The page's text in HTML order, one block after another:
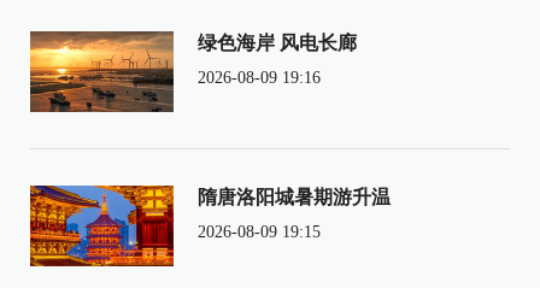
绿色海岸 风电长廊
2026-08-09 19:16
隋唐洛阳城暑期游升温
2026-08-09 19:15